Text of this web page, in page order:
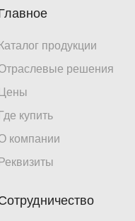
Каталог продукции
решения
Цены
Где купить
компании
Реквизиты